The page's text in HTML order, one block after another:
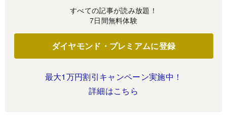
すべての記事が読み放題！
7日間無料体験
ダイヤモンド・プレミアムに登録
最大1万円割引キャンペーン実施中！
詳細はこちら